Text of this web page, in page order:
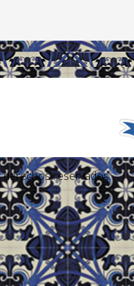
derechos reservados.